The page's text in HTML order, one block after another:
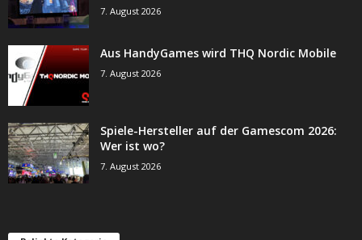
7. August 2026
Aus HandyGames wird THQ Nordic Mobile
7. August 2026
Spiele-Hersteller auf der Gamescom 2026:
Wer ist wo?
7. August 2026